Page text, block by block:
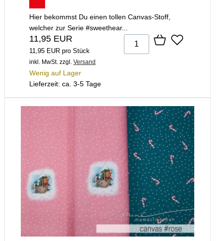
Hier bekommst Du einen tollen Canvas-Stoff,
welcher zur Serie #sweethear...
11,95 EUR
11,95 EUR pro Stück
inkl. MwSt. zzgl. Versand
Wenig auf Lager
Lieferzeit: ca. 3-5 Tage